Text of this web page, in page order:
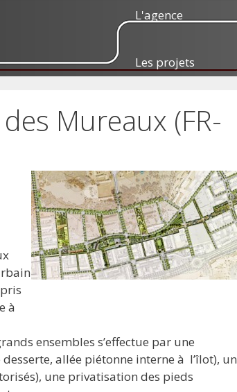
L'agence
Les projets
Mureaux (FR-
à
ensembles s’effectue par une
allée piétonne interne à l’îlot), un
une privatisation des pieds